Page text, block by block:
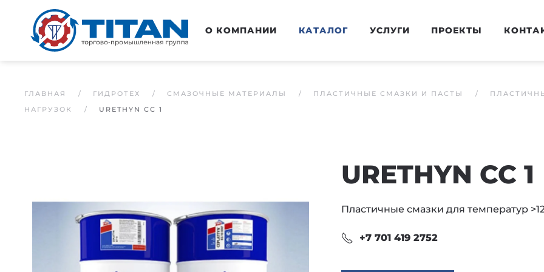
Перейти к основному содержанию О КОМПАНИИ КАТАЛОГ УСЛУГИ ПРОЕКТЫ
ГЛАВНАЯ ГИДРОТЕХ СМАЗОЧНЫЕ МАТЕРИАЛЫ ПЛАСТИЧНЫЕ СМАЗКИ И ПАСТЫ
НАГРУЗОК
URETHYN CC 1
URETHYN CC 1
Пластичные смазки для температур
+7 701 419 2752